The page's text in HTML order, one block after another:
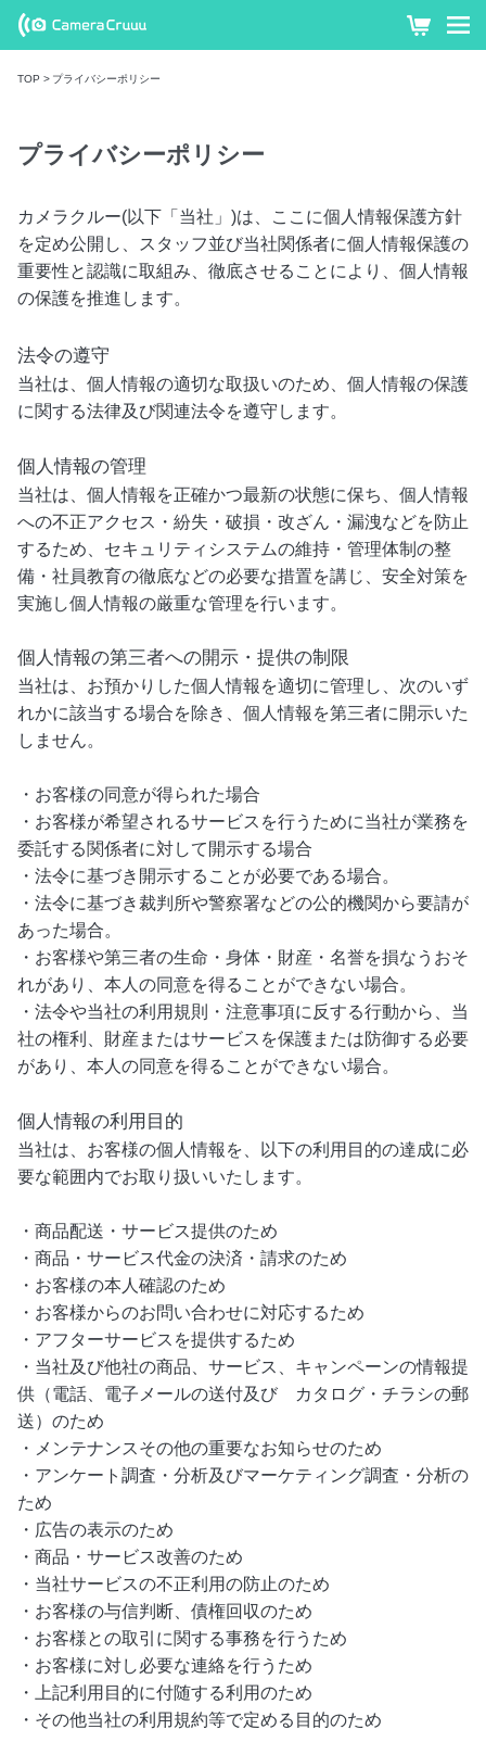
GoProやミ
ラーレス
メラを格安
カメラク
ルー
カ
TOP プライバシーポリシー
プライバシーポリシー
カメラクルー(以下「当社」)は、ここに個人情報保護方針
を定め公開し、スタッフ並び当社関係者に個人情報保護の
重要性と認識に取組み、徹底させることにより、個人情報
の保護を推進します。
法令の遵守
当社は、個人情報の適切な取扱いのため、個人情報の保護
に関する法律及び関連法令を遵守します。
個人情報の管理
当社は、個人情報を正確かつ最新の状態に保ち、個人情報
への不正アクセス・紛失・破損・改ざん・漏洩などを防止
するため、セキュリティシステムの維持・管理体制の整
備・社員教育の徹底などの必要な措置を講じ、安全対策を
実施し個人情報の厳重な管理を行います。
個人情報の第三者への開示・提供の制限
当社は、お預かりした個人情報を適切に管理し、次のいず
れかに該当する場合を除き、個人情報を第三者に開示いた
しません。
・お客様の同意が得られた場合
・お客様が希望されるサービスを行うために当社が業務を
委託する関係者に対して開示する場合
・法令に基づき開示することが必要である場合。
・法令に基づき裁判所や警察署などの公的機関から要請が
あった場合。
・お客様や第三者の生命・身体・財産・名誉を損なうおそ
れがあり、本人の同意を得ることができない場合。
・法令や当社の利用規則・注意事項に反する行動から、当
社の権利、財産またはサービスを保護または防御する必要
があり、本人の同意を得ることができない場合。
個人情報の利用目的
当社は、お客様の個人情報を、以下の利用目的の達成に必
要な範囲内でお取り扱いいたします。
・商品配送・サービス提供のため
・商品・サービス代金の決済・請求のため
・お客様の本人確認のため
・お客様からのお問い合わせに対応するため
・アフターサービスを提供するため
・当社及び他社の商品、サービス、キャンペーンの情報提
供（電話、電子メールの送付及び カタログ・チラシの郵
送）のため
・メンテナンスその他の重要なお知らせのため
・アンケート調査・分析及びマーケティング調査・分析の
ため
・広告の表示のため
・商品・サービス改善のため
・当社サービスの不正利用の防止のため
・お客様の与信判断、債権回収のため
・お客様との取引に関する事務を行うため
・お客様に対し必要な連絡を行うため
・上記利用目的に付随する利用のため
・その他当社の利用規約等で定める目的のため